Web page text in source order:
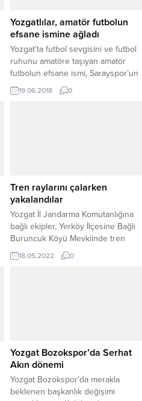
Yozgatlılar, amatör futbolun
efsane ismine ağladı
Yozgat’ta futbol sevgisini ve futbol
ruhunu amatöre taşıyan amatör
futbolun efsane ismi, Sarayspor’un
kurucusu Kamil Kılıçarslan, 76
yaşında vefat etti.
19.06.2018 0
Tren raylarını çalarken
yakalandılar
Yozgat İl Jandarma Komutanlığına
bağlı ekipler, Yerköy İlçesine Bağlı
Buruncuk Köyü Mevkiinde tren
raylarını çalmaya çalışan 6 şüpheliyi
suçüstü yakaladı.
18.05.2022 0
Yozgat Bozokspor’da Serhat
Akın dönemi
Yozgat Bozokspor’da merakla
beklenen başkanlık değişimi